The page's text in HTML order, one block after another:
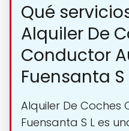
Qué
Alquiler De
Conductor
Fuensanta S
Alquiler De Coches
Fuensanta S L es